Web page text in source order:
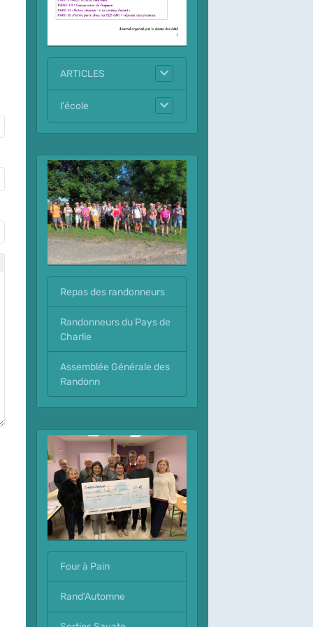
ARTICLES
l'école
Repas des randonneurs
Randonneurs du Pays de
Charlie
Assemblée Générale des
Randonn
Four à Pain
Rand'Automne